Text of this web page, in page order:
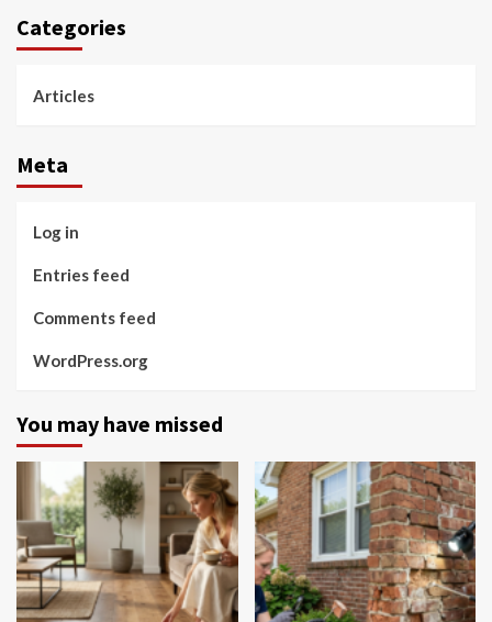
Categories
Articles
Meta
Log in
Entries feed
Comments feed
WordPress.org
You may have missed